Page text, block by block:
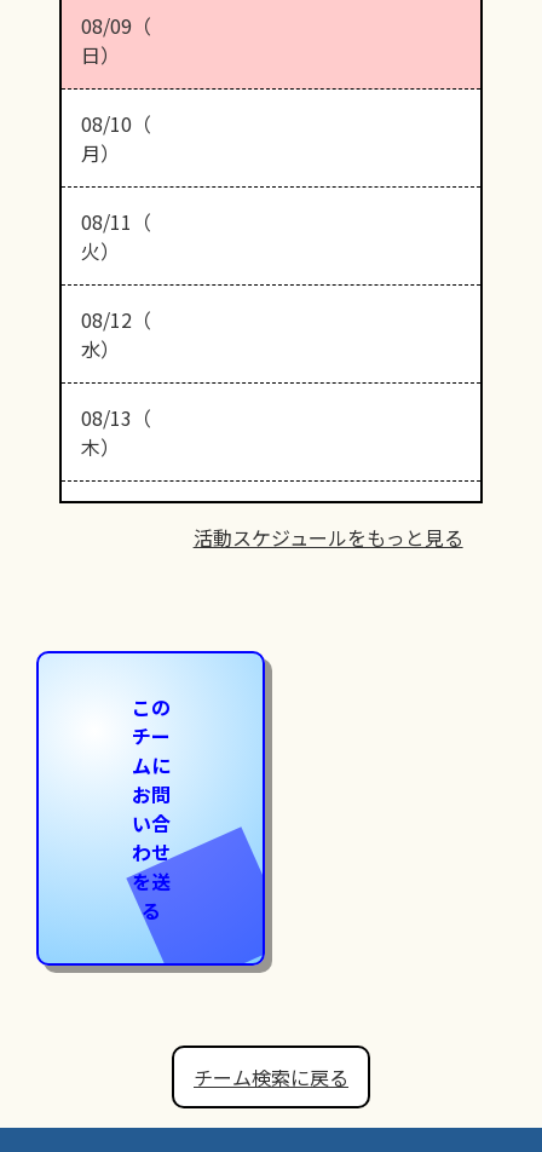
08/09（
日）
08/10（
月）
08/11（
火）
08/12（
水）
08/13（
木）
活動スケジュールをもっと見る
この
チー
ムに
お問
い合
わせ
を送
る
チーム検索に戻る